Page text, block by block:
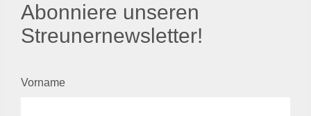
Abonniere unseren
Streunernewsletter!
Vorname